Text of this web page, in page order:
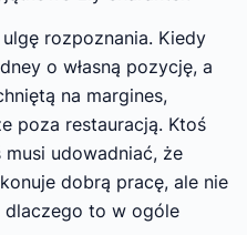
rozpoznania. Kiedy
o własną pozycję, a
na margines,
poza restauracją. Ktoś
musi udowadniać, że
dobrą pracę, ale nie
dlaczego to w ogóle